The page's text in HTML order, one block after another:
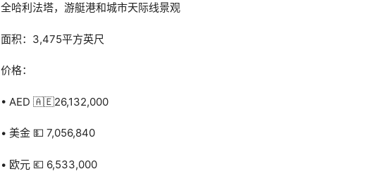
全哈利法塔，游艇港和城市天际线景观
面积：3,475平方英尺
价格：
• AED 🇦🇪26,132,000
• 美金 💵 7,056,840
• 欧元 💶 6,533,000